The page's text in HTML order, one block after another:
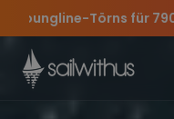
Skip to content
Seid schnell und
Sichere Dir jetztDein
mehr Sowie20€
die Törns, die Crew